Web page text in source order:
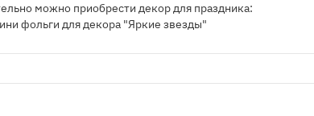
можно приобрести декор для праздника:
фольги для декора "Яркие звезды"